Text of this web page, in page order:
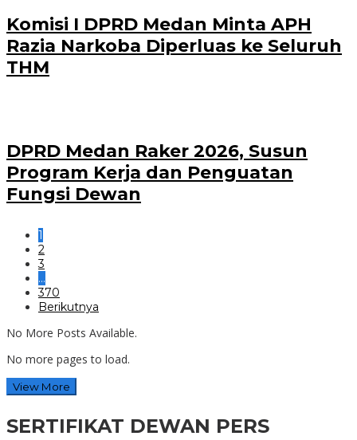
Komisi I DPRD Medan Minta APH
Razia Narkoba Diperluas ke Seluruh
THM
DPRD Medan Raker 2026, Susun
Program Kerja dan Penguatan
Fungsi Dewan
1
2
3
…
370
Berikutnya
No More Posts Available.
No more pages to load.
View More
SERTIFIKAT DEWAN PERS